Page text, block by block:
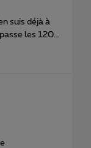
suis déjà à
? Je ne
?